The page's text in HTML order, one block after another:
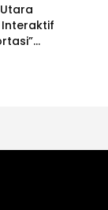
Interaktif